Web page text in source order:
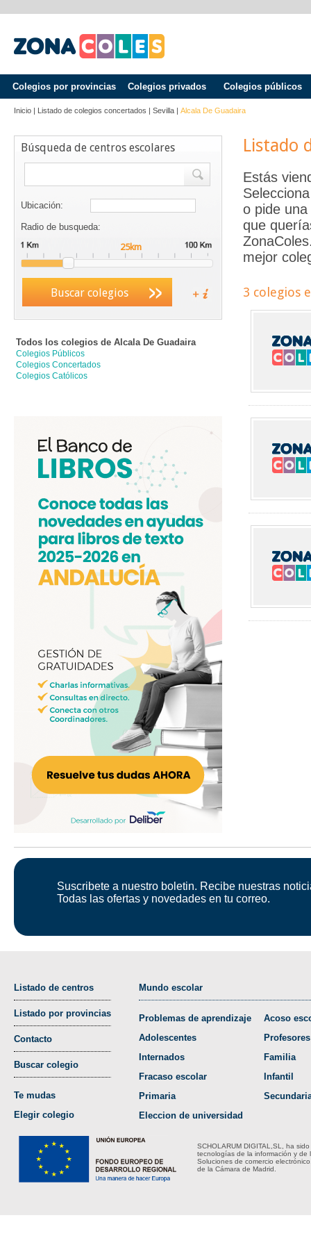
Colegios por provincias Colegios privados Colegios públicos
Inicio | Listado de colegios concertados | Sevilla | Alcala De Guadaira
Búsqueda de centros escolares
Ubicación:
Radio de busqueda:
Buscar colegios
Todos los colegios de Alcala De Guadaira
Colegios Públicos
Colegios Concertados
Colegios Católicos
Listado
Estás
o pide
que
mejor
3 colegios
Suscribete a nuestro boletin. Recibe nuestras
Todas las ofertas y novedades en tu correo.
Listado de centros
Listado por provincias
Contacto
Buscar colegio
Te mudas
Elegir colegio
Mundo escolar
Problemas de aprendizaje
Adolescentes
Internados
Fracaso escolar
Primaria
Eleccion de universidad
Acoso
Profesores
Familia
Infantil
SCHOLARUM DIGITAL,SL, ha
tecnologías de la información y de
Soluciones de comercio
de la Cámara de Madrid.